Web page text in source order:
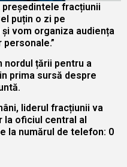
fracțiunii
puțin o zi pe
vom organiza audiența
nordul țării pentru a
prima sursă despre
liderul fracțiunii va
la oficiul central al
la numărul de telefon: 0